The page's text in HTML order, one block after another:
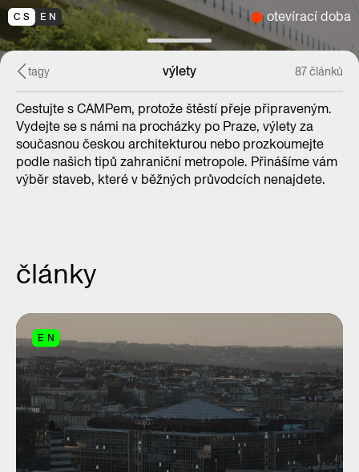
CS EN otevírací doba
tagy výlety 87 článků
Cestujte s CAMPem, protože štěstí přeje připraveným.
Vydejte se s námi na procházky po Praze, výlety za
současnou českou architekturou nebo prozkoumejte
podle našich tipů zahraniční metropole. Přinášíme vám
výběr staveb, které v běžných průvodcích nenajdete.
články
EN